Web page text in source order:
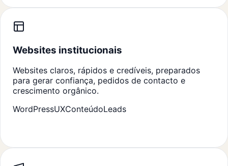
Websites institucionais
Websites claros, rápidos e credíveis, preparados
para gerar confiança, pedidos de contacto e
crescimento orgânico.
WordPressUXConteúdoLeads